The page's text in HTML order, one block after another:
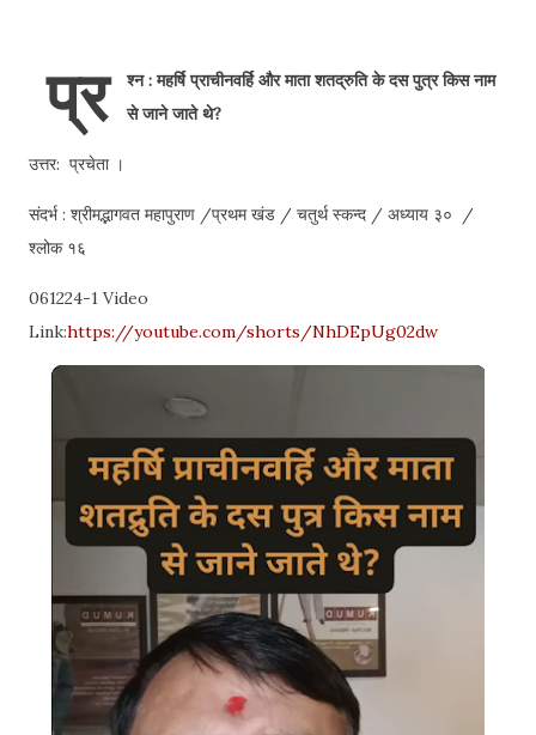
प्र
श्न : महर्षि प्राचीनवर्हि और माता शतद्रुति के दस पुत्र किस नाम
से जाने जाते थे?
उत्तर: प्रचेता ।
संदर्भ : श्रीमद्भागवत महापुराण /प्रथम खंड / चतुर्थ स्कन्द / अध्याय ३० /
श्लोक १६
061224-1 Video
Link:https://youtube.com/shorts/NhDEpUg02dw